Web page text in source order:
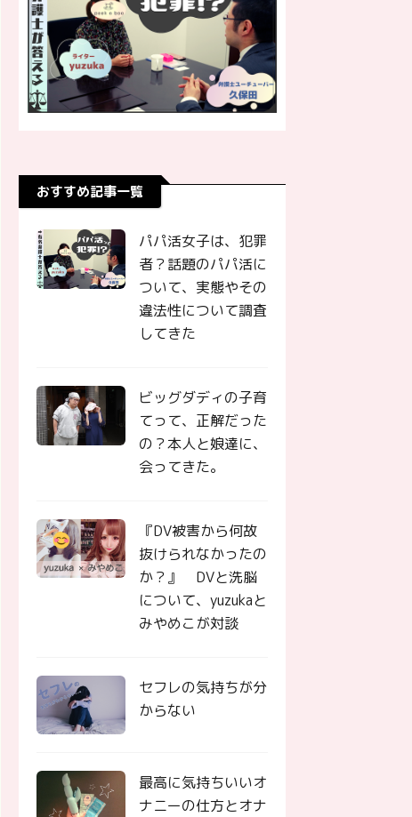
おすすめ記事一覧
パパ活女子は、犯罪
者？話題のパパ活に
ついて、実態やその
違法性について調査
してきた
ビッグダディの子育
てって、正解だった
の？本人と娘達に、
会ってきた。
『DV被害から何故
抜けられなかったの
か？』 DVと洗脳
について、yuzukaと
みやめこが対談
セフレの気持ちが分
からない
最高に気持ちいいオ
ナニーの仕方とオナ